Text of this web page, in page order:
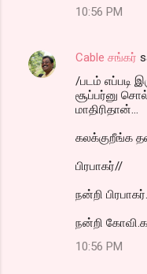
10:56 PM
Cable சங்கர்
/படம் எப்படி
சூப்பர்னு
மாதிரிதான்...
கலக்குறீங்க
பிரபாகர்//
நன்றி பிரபாகர்.
நன்றி
10:56 PM